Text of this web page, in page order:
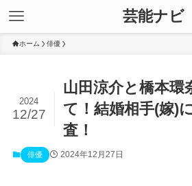
芸能ナビ
ホーム 俳優
山田涼介と橋本環
て！結婚相手(嫁)
査！
2024
12/27
俳優 2024年12月27日